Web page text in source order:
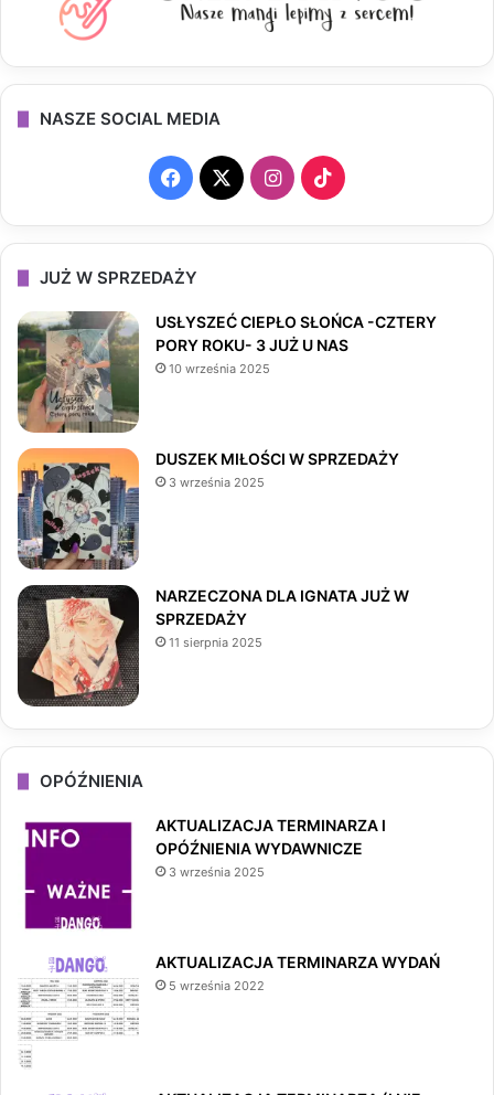
NASZE SOCIAL MEDIA
F
a
b
k
X
I
n
a
T
i
T
o
JUŻ W SPRZEDAŻY
USŁYSZEĆ CIEPŁO SŁOŃCA -CZTERY
PORY ROKU- 3 JUŻ U NAS
10 września 2025
DUSZEK MIŁOŚCI W SPRZEDAŻY
3 września 2025
NARZECZONA DLA IGNATA JUŻ W
SPRZEDAŻY
11 sierpnia 2025
OPÓŹNIENIA
AKTUALIZACJA TERMINARZA I
OPÓŹNIENIA WYDAWNICZE
3 września 2025
AKTUALIZACJA TERMINARZA WYDAŃ
5 września 2022